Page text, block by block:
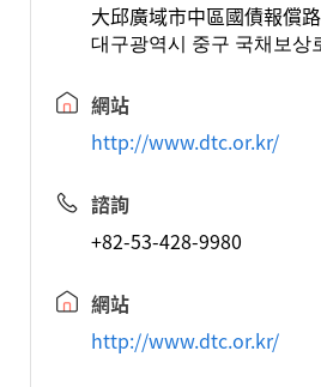
大邱廣域市中區國債報償
대구광역시 중구 국채보상
網站
http://www.dtc.or.kr/
諮詢
+82-53-428-9980
網站
http://www.dtc.or.kr/